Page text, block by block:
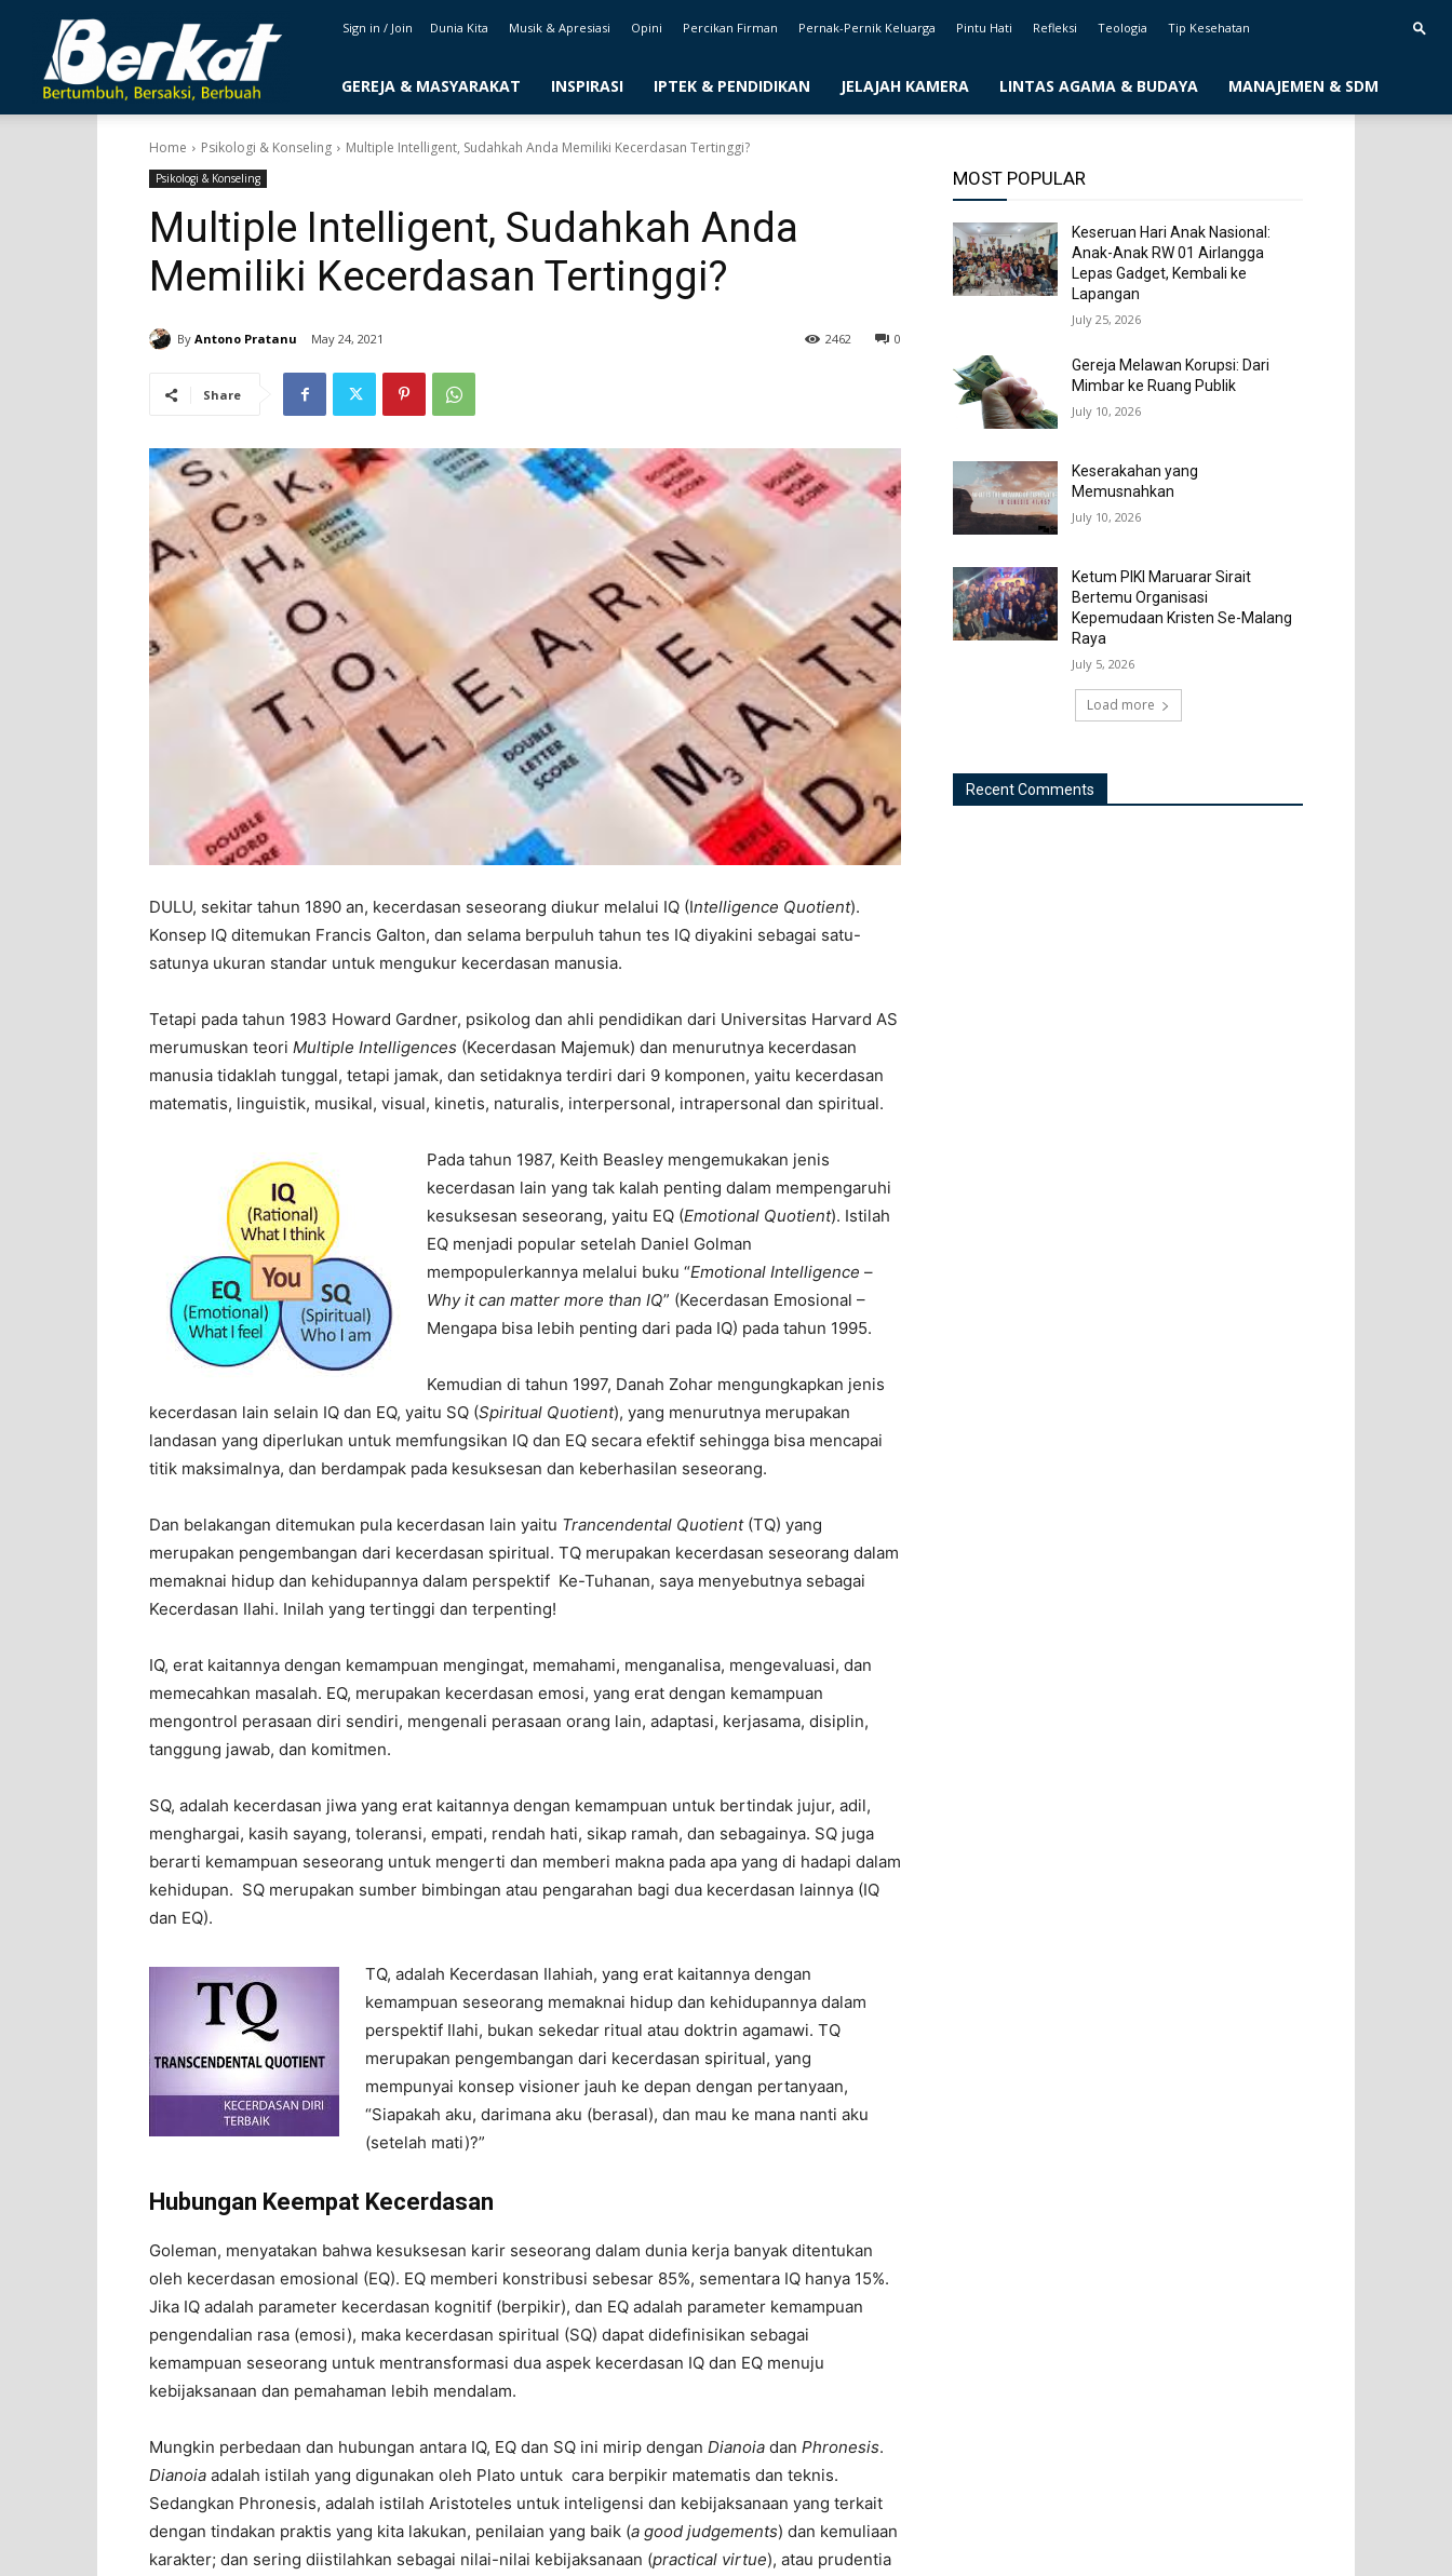
majalahberkat.net
Sign in / Join Dunia Kita Musik & Apresiasi Opini Percikan Firman Pernak-Pernik Keluarga Pintu Hati Refleksi Teologia Tip Kesehatan
GEREJA & MASYARAKAT INSPIRASI IPTEK & PENDIDIKAN JELAJAH KAMERA LINTAS AGAMA & BUDAYA MANAJEMEN & SDM
Home Psikologi & Konseling Multiple Intelligent, Sudahkah Anda Memiliki Kecerdasan Tertinggi?
Psikologi & Konseling
Multiple Intelligent, Sudahkah Anda
Memiliki Kecerdasan Tertinggi?
By Antono Pratanu May 24, 2021 0
2462
Share
DULU, sekitar tahun 1890 an, kecerdasan seseorang diukur melalui IQ (Intelligence Quotient).
Konsep IQ ditemukan Francis Galton, dan selama berpuluh tahun tes IQ diyakini sebagai satu-
satunya ukuran standar untuk mengukur kecerdasan manusia.
Tetapi pada tahun 1983 Howard Gardner, psikolog dan ahli pendidikan dari Universitas Harvard AS
merumuskan teori Multiple Intelligences (Kecerdasan Majemuk) dan menurutnya kecerdasan
manusia tidaklah tunggal, tetapi jamak, dan setidaknya terdiri dari 9 komponen, yaitu kecerdasan
matematis, linguistik, musikal, visual, kinetis, naturalis, interpersonal, intrapersonal dan spiritual.
Pada tahun 1987, Keith Beasley mengemukakan jenis
kecerdasan lain yang tak kalah penting dalam mempengaruhi
kesuksesan seseorang, yaitu EQ (Emotional Quotient). Istilah
EQ menjadi popular setelah Daniel Golman
mempopulerkannya melalui buku “Emotional Intelligence –
Why it can matter more than IQ” (Kecerdasan Emosional –
Mengapa bisa lebih penting dari pada IQ) pada tahun 1995.
Kemudian di tahun 1997, Danah Zohar mengungkapkan jenis
kecerdasan lain selain IQ dan EQ, yaitu SQ (Spiritual Quotient), yang menurutnya merupakan
landasan yang diperlukan untuk memfungsikan IQ dan EQ secara efektif sehingga bisa mencapai
titik maksimalnya, dan berdampak pada kesuksesan dan keberhasilan seseorang.
Dan belakangan ditemukan pula kecerdasan lain yaitu Trancendental Quotient(TQ) yang
merupakan pengembangan dari kecerdasan spiritual. TQ merupakan kecerdasan seseorang dalam
memaknai hidup dan kehidupannya dalam perspektif Ke-Tuhanan, saya menyebutnya sebagai
Kecerdasan Ilahi. Inilah yang tertinggi dan terpenting!
IQ, erat kaitannya dengan kemampuan mengingat, memahami, menganalisa, mengevaluasi, dan
memecahkan masalah. EQ, merupakan kecerdasan emosi, yang erat dengan kemampuan
mengontrol perasaan diri sendiri, mengenali perasaan orang lain, adaptasi, kerjasama, disiplin,
tanggung jawab, dan komitmen.
SQ, adalah kecerdasan jiwa yang erat kaitannya dengan kemampuan untuk bertindak jujur, adil,
menghargai, kasih sayang, toleransi, empati, rendah hati, sikap ramah, dan sebagainya. SQ juga
berarti kemampuan seseorang untuk mengerti dan memberi makna pada apa yang di hadapi dalam
kehidupan. SQ merupakan sumber bimbingan atau pengarahan bagi dua kecerdasan lainnya (IQ
dan EQ).
TQ, adalah Kecerdasan Ilahiah, yang erat kaitannya dengan
kemampuan seseorang memaknai hidup dan kehidupannya dalam
perspektif Ilahi, bukan sekedar ritual atau doktrin agamawi. TQ
merupakan pengembangan dari kecerdasan spiritual, yang
mempunyai konsep visioner jauh ke depan dengan pertanyaan,
“Siapakah aku, darimana aku (berasal), dan mau ke mana nanti aku
(setelah mati)?”
Hubungan Keempat Kecerdasan
Goleman, menyatakan bahwa kesuksesan karir seseorang dalam dunia kerja banyak ditentukan
oleh kecerdasan emosional (EQ). EQ memberi konstribusi sebesar 85%, sementara IQ hanya 15%.
Jika IQ adalah parameter kecerdasan kognitif (berpikir), dan EQ adalah parameter kemampuan
pengendalian rasa (emosi), maka kecerdasan spiritual (SQ) dapat didefinisikan sebagai
kemampuan seseorang untuk mentransformasi dua aspek kecerdasan IQ dan EQ menuju
kebijaksanaan dan pemahaman lebih mendalam.
Mungkin perbedaan dan hubungan antara IQ, EQ dan SQ ini mirip dengan Dianoia dan Phronesis.
Dianoia adalah istilah yang digunakan oleh Plato untuk cara berpikir matematis dan teknis.
Sedangkan Phronesis, adalah istilah Aristoteles untuk inteligensi dan kebijaksanaan yang terkait
dengan tindakan praktis yang kita lakukan, penilaian yang baik (a good judgements) dan kemuliaan
karakter; dan sering diistilahkan sebagai nilai-nilai kebijaksanaan (practical virtue), atau prudentia
MOST POPULAR
Keseruan Hari Anak Nasional:
Anak-Anak RW 01 Airlangga
Lepas Gadget, Kembali ke
Lapangan
July 25, 2026
Gereja Melawan Korupsi: Dari
Mimbar ke Ruang Publik
July 10, 2026
Keserakahan yang
Memusnahkan
July 10, 2026
Ketum PIKI Maruarar Sirait
Bertemu Organisasi
Kepemudaan Kristen Se-Malang
Raya
July 5, 2026
Load more
Recent Comments